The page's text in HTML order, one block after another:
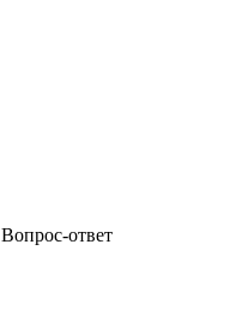
Вопрос-ответ